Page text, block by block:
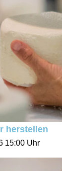
herstellen
15:00 Uhr